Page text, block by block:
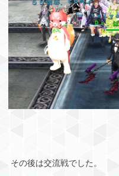
その後は交流戦でした。